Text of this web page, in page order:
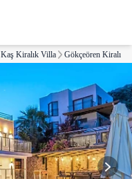
Kaş Kiralık Villa Gökçeören Kiralık